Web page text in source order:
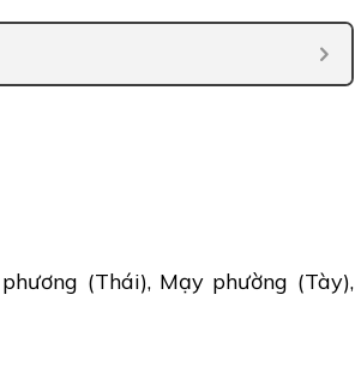
(Thái), Mạy phường (Tày),